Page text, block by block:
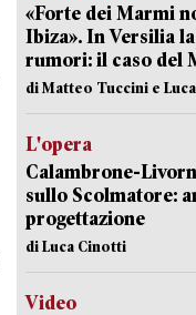
«Forte dei Marmi
Ibiza». In Versilia
rumori: il caso del
di Matteo Tuccini e
L'opera
Calambrone-
sullo Scolmatore:
progettazione
di Luca Cinotti
Video